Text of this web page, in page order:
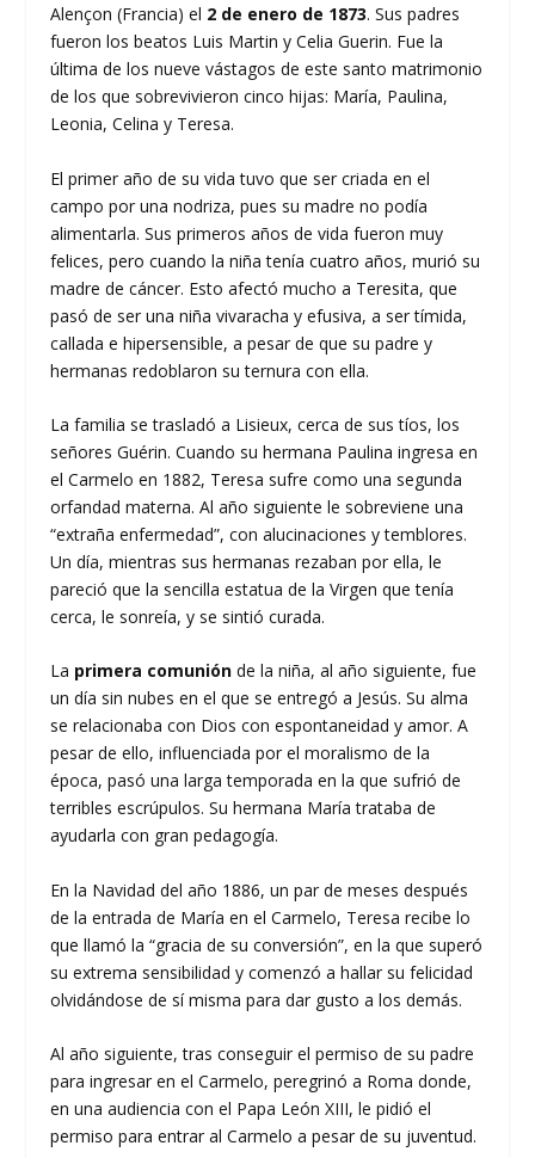
Alençon (Francia) el 2 de enero de 1873. Sus padres
fueron los beatos Luis Martin y Celia Guerin. Fue la
última de los nueve vástagos de este santo matrimonio
de los que sobrevivieron cinco hijas: María, Paulina,
Leonia, Celina y Teresa.
El primer año de su vida tuvo que ser criada en el
campo por una nodriza, pues su madre no podía
alimentarla. Sus primeros años de vida fueron muy
felices, pero cuando la niña tenía cuatro años, murió su
madre de cáncer. Esto afectó mucho a Teresita, que
pasó de ser una niña vivaracha y efusiva, a ser tímida,
callada e hipersensible, a pesar de que su padre y
hermanas redoblaron su ternura con ella.
La familia se trasladó a Lisieux, cerca de sus tíos, los
señores Guérin. Cuando su hermana Paulina ingresa en
el Carmelo en 1882, Teresa sufre como una segunda
orfandad materna. Al año siguiente le sobreviene una
“extraña enfermedad”, con alucinaciones y temblores.
Un día, mientras sus hermanas rezaban por ella, le
pareció que la sencilla estatua de la Virgen que tenía
cerca, le sonreía, y se sintió curada.
La primera comunión de la niña, al año siguiente, fue
un día sin nubes en el que se entregó a Jesús. Su alma
se relacionaba con Dios con espontaneidad y amor. A
pesar de ello, influenciada por el moralismo de la
época, pasó una larga temporada en la que sufrió de
terribles escrúpulos. Su hermana María trataba de
ayudarla con gran pedagogía.
En la Navidad del año 1886, un par de meses después
de la entrada de María en el Carmelo, Teresa recibe lo
que llamó la “gracia de su conversión”, en la que superó
su extrema sensibilidad y comenzó a hallar su felicidad
olvidándose de sí misma para dar gusto a los demás.
Al año siguiente, tras conseguir el permiso de su padre
para ingresar en el Carmelo, peregrinó a Roma donde,
en una audiencia con el Papa León XIII, le pidió el
permiso para entrar al Carmelo a pesar de su juventud.